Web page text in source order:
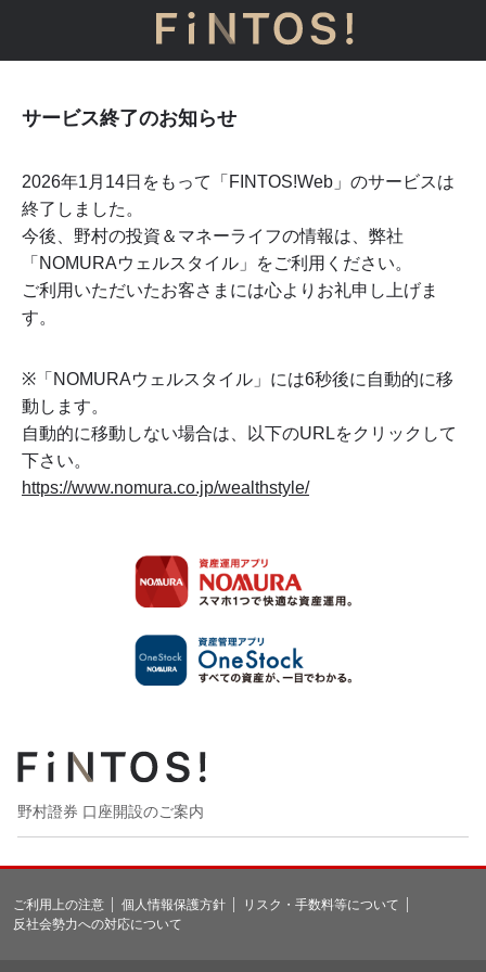
サービス終了のお知らせ
2026年1月14日をもって「FINTOS!Web」のサービスは
終了しました。
今後、野村の投資＆マネーライフの情報は、弊社
「NOMURAウェルスタイル」をご利用ください。
ご利用いただいたお客さまには心よりお礼申し上げま
す。
※「NOMURAウェルスタイル」には6秒後に自動的に移
動します。
自動的に移動しない場合は、以下のURLをクリックして
下さい。
https://www.nomura.co.jp/wealthstyle/
野村證券 口座開設のご案内
ご利用上の注意 個人情報保護方針
リスク・手数料等について
反社会勢力への対応について